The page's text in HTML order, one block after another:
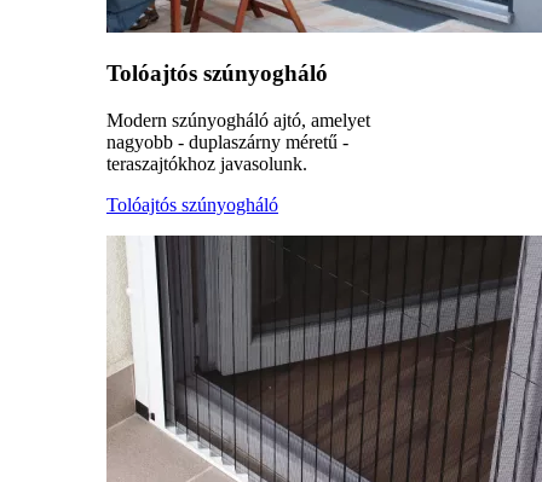
Tolóajtós szúnyogháló
Modern szúnyogháló ajtó, amelyet
nagyobb - duplaszárny méretű -
teraszajtókhoz javasolunk.
Tolóajtós szúnyogháló